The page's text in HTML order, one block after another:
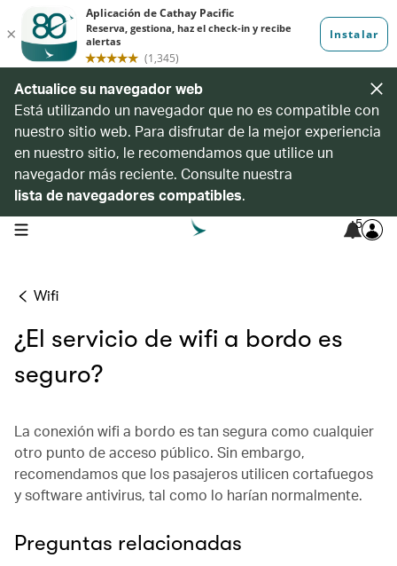
Actualice su navegador web
Está utilizando un navegador que no es compatible con
nuestro sitio web. Para disfrutar de la mejor experiencia
en nuestro sitio, le recomendamos que utilice un
navegador más reciente. Consulte nuestra
lista de navegadores compatibles.
open navigation menu 5
Wifi
¿El servicio de wifi a bordo es
seguro?
La conexión wifi a bordo es tan segura como cualquier
otro punto de acceso público. Sin embargo,
recomendamos que los pasajeros utilicen cortafuegos
y software antivirus, tal como lo harían normalmente.
Preguntas relacionadas